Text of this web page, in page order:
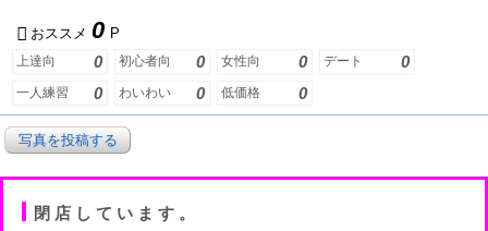
おススメ 0 P
上達向 0 初心者向 0 女性向 0 デート 0
一人練習 0 わいわい 0 低価格 0
写真を投稿する
閉店しています。